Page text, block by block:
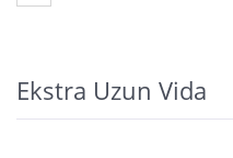
Ekstra Uzun Vida